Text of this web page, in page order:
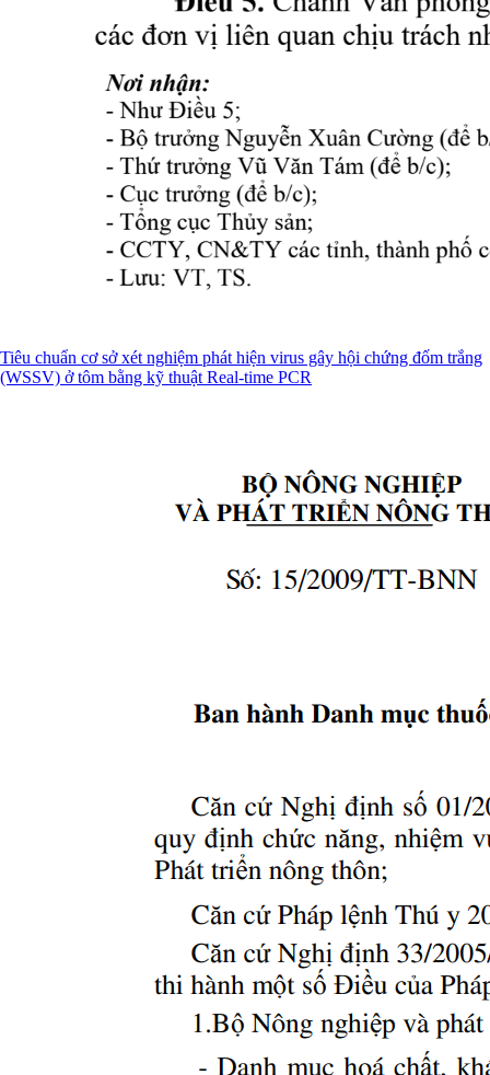
Tiêu chuẩn cơ sở xét nghiệm phát hiện virus gây hội chứng đốm trắng
(WSSV) ở tôm bằng kỹ thuật Real-time PCR